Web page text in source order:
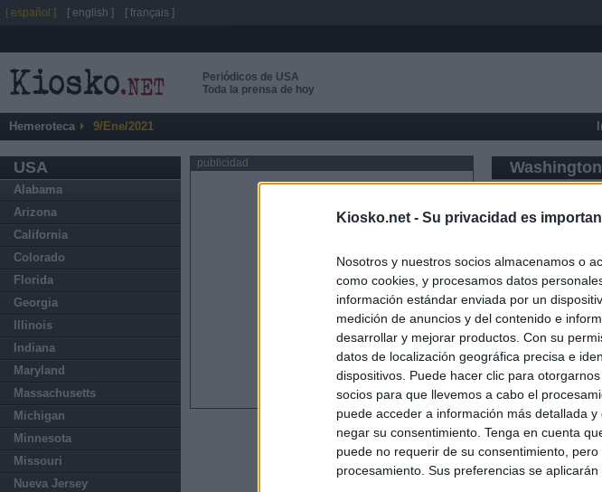
Kiosko.net - Su privacidad es
Nosotros y nuestros socios almacenamos o
como cookies, y procesamos datos
información estándar enviada por un
medición de anuncios y del contenido e
desarrollar y mejorar productos. Con su
datos de localización geográfica precisa e
dispositivos. Puede hacer clic para
socios para que llevemos a cabo el
puede acceder a información más detallada
negar su consentimiento. Tenga en cuenta
puede no requerir de su consentimiento,
procesamiento. Sus preferencias se
Periódicos de USA
Toda la prensa de hoy
Hemeroteca 9/Ene/2021
USA
Alabama
Arizona
California
Colorado
Florida
Georgia
Illinois
Indiana
Maryland
Massachusetts
Michigan
Minnesota
Missouri
Nueva Jersey
publicidad Washington
[ español ] [ english ] [ français ]